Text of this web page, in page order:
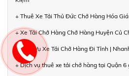
+ Thuê Xe Tải Thủ Đức Chở Hàng Hóa
+ Xe Tải Chở Hàng Chở Hàng Huyện Củ
+ Dịch Vụ Xe Tải Chở Hàng Đi Tỉnh |
+ Dịch vụ thuê xe tải chở hàng tại Quận 6